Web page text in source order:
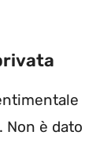
Non è dato